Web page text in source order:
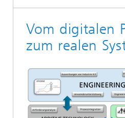
Vom digitalen
zum realen